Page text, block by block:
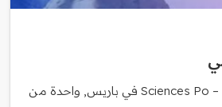
تُعد منحة إميل بوتمي – Sciences Po في باريس, واحدة من